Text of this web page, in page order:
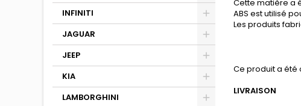
INFINITI
JAGUAR
JEEP
KIA
LAMBORGHINI
Cette matière a
ABS est utilisé
Les produits
Ce produit a été
LIVRAISON